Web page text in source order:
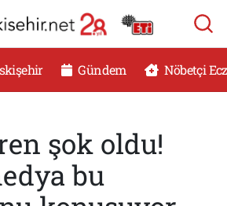
Gündem Nöbetçi
şok oldu!
bu
Eczaneler
Vakitleri
Yoğunluk Haritası